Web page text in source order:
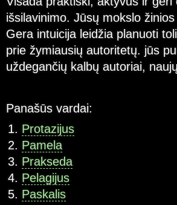
išsilavinimo. Jūsų mokslo
Gera intuicija leidžia planuoti
prie žymiausių autoritetų. jūs
uždegančių kalbų autoriai,
Panašūs vardai:
Protazijus
Pamela
Prakseda
Pelagijus
Paskalis